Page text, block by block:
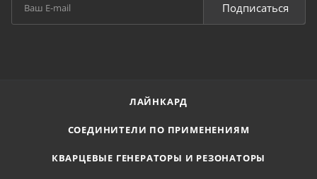
Подписаться
ЛАЙНКАРД
СОЕДИНИТЕЛИ ПО ПРИМЕНЕНИЯМ
КВАРЦЕВЫЕ ГЕНЕРАТОРЫ И РЕЗОНАТОРЫ